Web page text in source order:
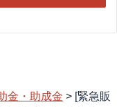
金・助成金 > [緊急販